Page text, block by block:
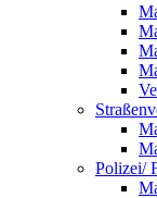
Polizei/